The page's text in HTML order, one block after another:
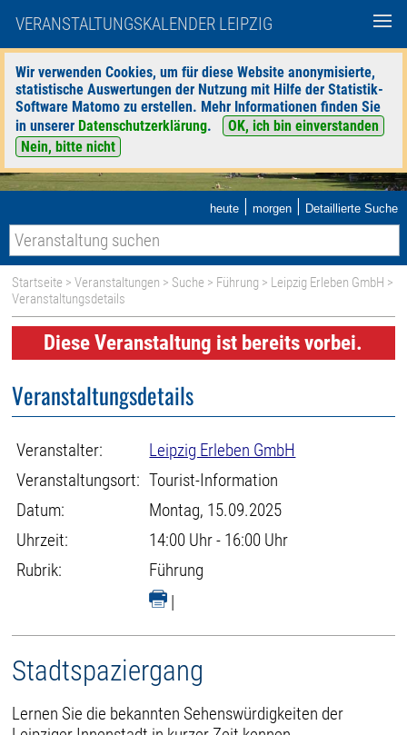
VERANSTALTUNGSKALENDER LEIPZIG
Wir verwenden Cookies, um für diese Website anonymisierte,
statistische Auswertungen der Nutzung mit Hilfe der Statistik-
Software Matomo zu erstellen. Mehr Informationen finden Sie
in unserer Datenschutzerklärung.
OK, ich bin einverstanden
Nein, bitte nicht
heute | morgen | Detaillierte Suche
Startseite >Veranstaltungen > Suche > Führung > Leipzig Erleben GmbH >
Veranstaltungsdetails
Diese Veranstaltung ist bereits vorbei.
Veranstaltungsdetails
Veranstalter:
Leipzig Erleben GmbH
Veranstaltungsort: Tourist-Information
Datum:
Montag, 15.09.2025
Uhrzeit:
14:00 Uhr - 16:00 Uhr
Rubrik:
Führung
|
Stadtspaziergang
Lernen Sie die bekannten Sehenswürdigkeiten der